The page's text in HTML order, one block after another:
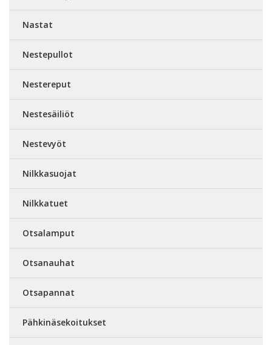
Nastat
Nestepullot
Nestereput
Nestesäiliöt
Nestevyöt
Nilkkasuojat
Nilkkatuet
Otsalamput
Otsanauhat
Otsapannat
Pähkinäsekoitukset